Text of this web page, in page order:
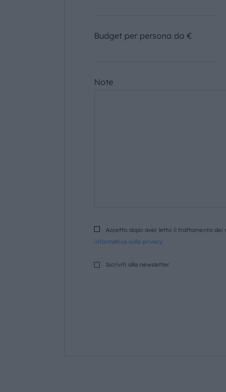
Budget per persona da €
Note
Accetto dopo aver letto il trattamento dei
informativa sulla privacy
Iscriviti alla newsletter